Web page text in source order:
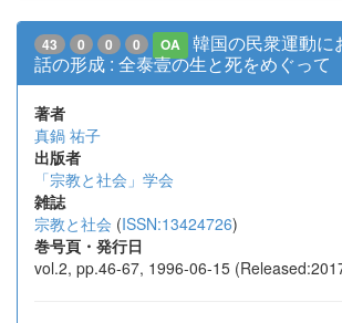
43 0 0 0 OA
韓国の民衆運動に
話の形成 : 全泰壹の生と死をめぐって
著者
真鍋 祐子
出版者
「宗教と社会」学会
雑誌
宗教と社会 (ISSN:13424726)
巻号頁・発行日
vol.2, pp.46-67, 1996-06-15